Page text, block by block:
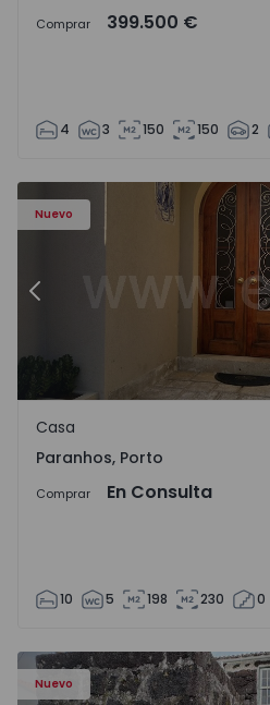
Comprar 399.500 €
4 3 150 150 2
Nuevo
Casa T10 Porto, Paranhos -
Anterior
Paranhos, Porto
Casa
Paranhos, Porto
Comprar En Consulta
10 5 198 230 0
Nuevo
Casa de Campo T2 Lajes do